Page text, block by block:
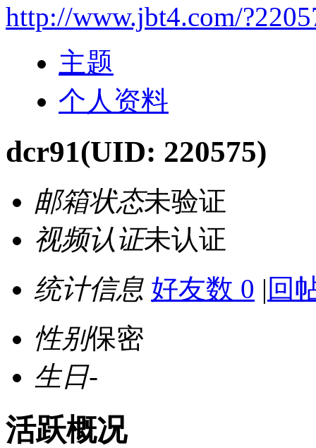
http://www.jbt4.com/
主题
个人资料
dcr91(UID: 220575)
邮箱状态未验证
视频认证未认证
统计信息 好友数 0 | 回
性别保密
生日-
活跃概况